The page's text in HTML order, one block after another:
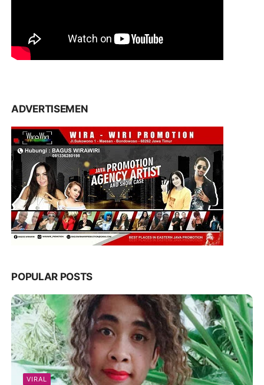
ADVERTISEMEN
POPULAR POSTS
VIRAL